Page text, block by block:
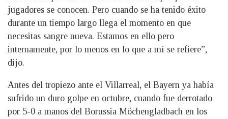
jugadores se conocen. Pero cuando se ha tenido éxito
durante un tiempo largo llega el momento en que
necesitas sangre nueva. Estamos en ello pero
internamente, por lo menos en lo que a mí se refiere”,
dijo.
Antes del tropiezo ante el Villarreal, el Bayern ya había
sufrido un duro golpe en octubre, cuando fue derrotado
por 5-0 a manos del Borussia Möchengladbach en los